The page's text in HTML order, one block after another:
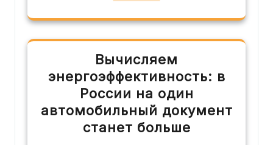
Вычисляем
энергоэффективность: в
России на один
автомобильный документ
станет больше